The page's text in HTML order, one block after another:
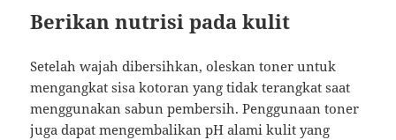
Berikan nutrisi pada kulit
Setelah wajah dibersihkan, oleskan toner untuk
mengangkat sisa kotoran yang tidak terangkat saat
menggunakan sabun pembersih. Penggunaan toner
juga dapat mengembalikan pH alami kulit yang